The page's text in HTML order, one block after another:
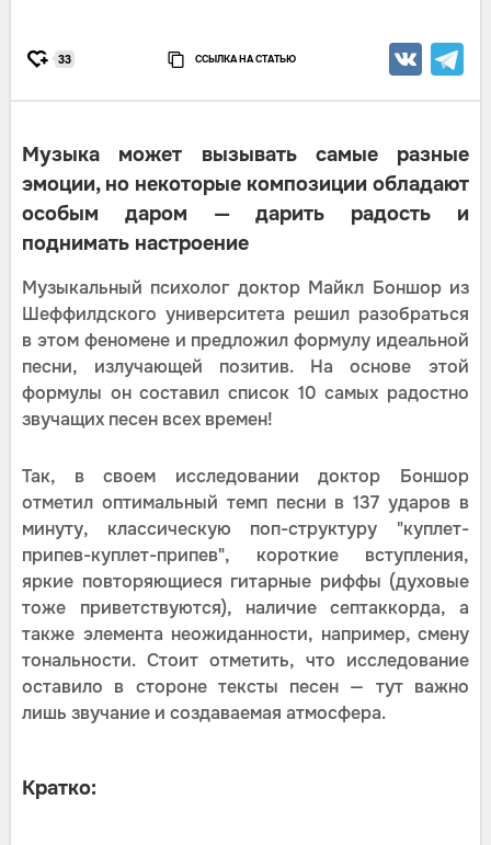
33 ССЫЛКА НА СТАТЬЮ
Музыка может вызывать самые разные
эмоции, но некоторые композиции обладают
особым даром — дарить радость и
поднимать настроение
Музыкальный психолог доктор Майкл Боншор из
Шеффилдского университета решил разобраться
в этом феномене и предложил формулу идеальной
песни, излучающей позитив. На основе этой
формулы он составил список 10 самых радостно
звучащих песен всех времен!
Так, в своем исследовании доктор Боншор
отметил оптимальный темп песни в 137 ударов в
минуту, классическую поп-структуру "куплет-
припев-куплет-припев", короткие вступления,
яркие повторяющиеся гитарные риффы (духовые
тоже приветствуются), наличие септаккорда, а
также элемента неожиданности, например, смену
тональности. Стоит отметить, что исследование
оставило в стороне тексты песен — тут важно
лишь звучание и создаваемая атмосфера.
Кратко: